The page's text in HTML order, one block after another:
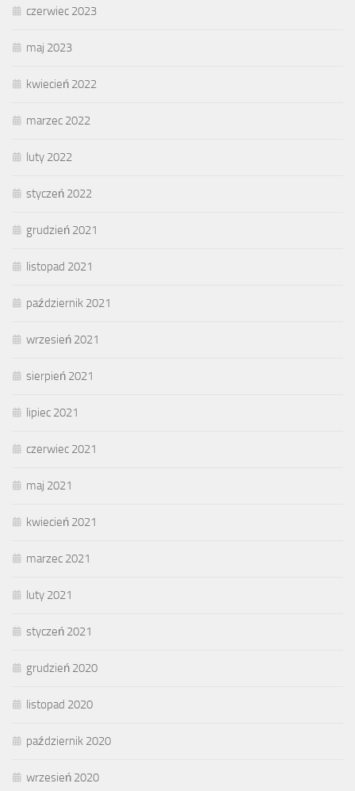
czerwiec 2023
maj 2023
kwiecień 2022
marzec 2022
luty 2022
styczeń 2022
grudzień 2021
listopad 2021
październik 2021
wrzesień 2021
sierpień 2021
lipiec 2021
czerwiec 2021
maj 2021
kwiecień 2021
marzec 2021
luty 2021
styczeń 2021
grudzień 2020
listopad 2020
październik 2020
wrzesień 2020